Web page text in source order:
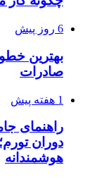
6 روز پیش
بهترین
صادرات
1 هفته پیش
راهنمای
دوران
هوشمندانه